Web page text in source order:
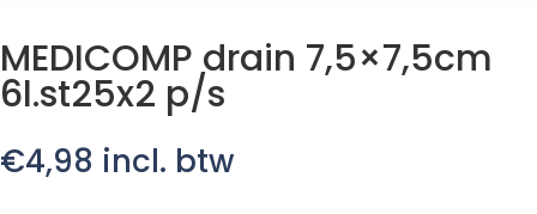
MEDICOMP drain 7,5×7,5cm
6l.st25x2 p/s
€4,98 incl. btw